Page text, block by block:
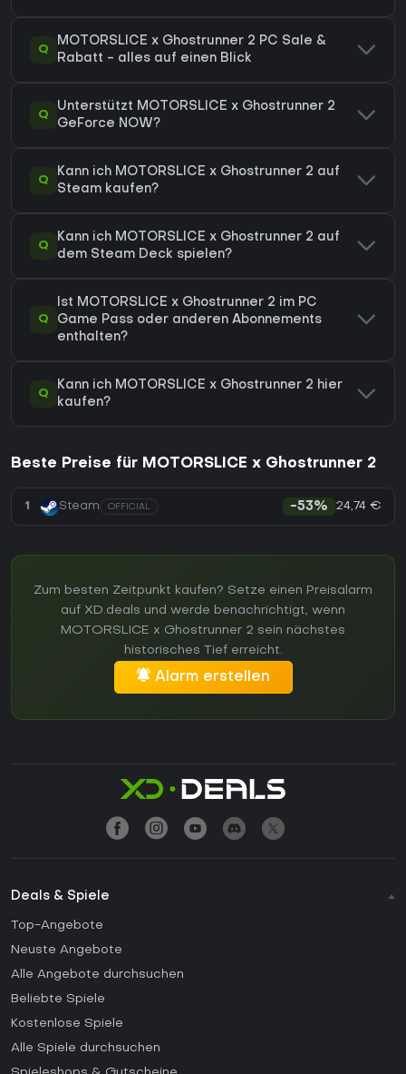
Q
MOTORSLICE x Ghostrunner 2 PC Sale &
Rabatt - alles auf einen Blick
Q
Unterstützt MOTORSLICE x Ghostrunner 2
GeForce NOW?
Q
Kann ich MOTORSLICE x Ghostrunner 2 auf
Steam kaufen?
Q
Kann ich MOTORSLICE x Ghostrunner 2 auf
dem Steam Deck spielen?
Q
Ist MOTORSLICE x Ghostrunner 2 im PC
Game Pass oder anderen Abonnements
enthalten?
Q
Kann ich MOTORSLICE x Ghostrunner 2 hier
kaufen?
Beste Preise für MOTORSLICE x Ghostrunner 2
1 Steam OFFICIAL -53% 24,74 €
Zum besten Zeitpunkt kaufen? Setze einen Preisalarm
auf XD.deals und werde benachrichtigt, wenn
MOTORSLICE x Ghostrunner 2 sein nächstes
historisches Tief erreicht.
Alarm erstellen
Deals & Spiele
Top-Angebote
Neuste Angebote
Alle Angebote durchsuchen
Beliebte Spiele
Kostenlose Spiele
Alle Spiele durchsuchen